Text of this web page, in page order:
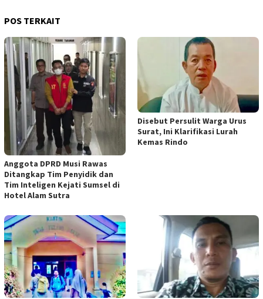
POS TERKAIT
Anggota DPRD Musi Rawas
Ditangkap Tim Penyidik dan
Tim Inteligen Kejati Sumsel di
Hotel Alam Sutra
Disebut Persulit Warga Urus
Surat, Ini Klarifikasi Lurah
Kemas Rindo